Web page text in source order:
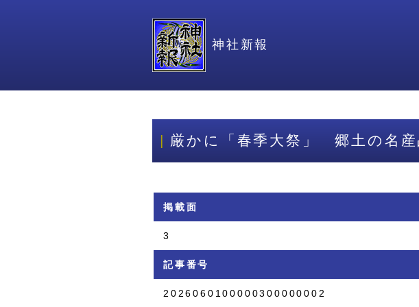
神社新報
厳かに「春季大祭」 郷土の名
掲載面
3
記事番号
2026060100000300000002